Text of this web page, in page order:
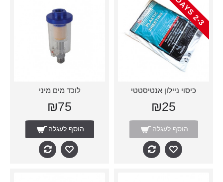
2
-
3
D
A
Y
S
כיסוי ניילון אנטיסטטי
₪25
הוסף לעגלה
לוכד מים מיני
₪75
הוסף לעגלה